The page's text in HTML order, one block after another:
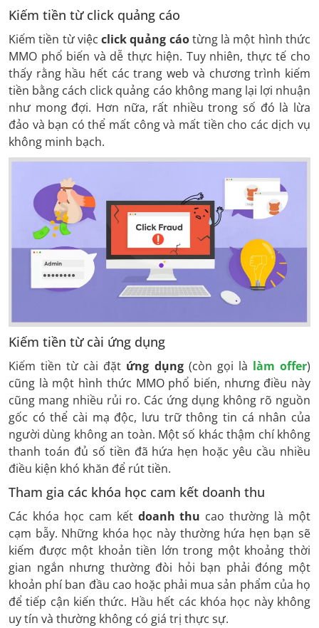
Kiếm tiền từ click quảng cáo
Kiếm tiền từ việcclick quảng cáotừng là một hình thức
MMO phổ biến và dễ thực hiện. Tuy nhiên, thực tế cho
thấy rằng hầu hết các trang web và chương trình kiếm
tiền bằng cách click quảng cáo không mang lại lợi nhuận
như mong đợi. Hơn nữa, rất nhiều trong số đó là lừa
đảo và bạn có thể mất công và mất tiền cho các dịch vụ
không minh bạch.
Kiếm tiền từ cài ứng dụng
Kiếm tiền từ cài đặt ứng dụng(còn gọi là làm offer)
cũng là một hình thức MMO phổ biến, nhưng điều này
cũng mang nhiều rủi ro. Các ứng dụng không rõ nguồn
gốc có thể cài mạ độc, lưu trữ thông tin cá nhân của
người dùng không an toàn. Một số khác thậm chí không
thanh toán đủ số tiền đã hứa hẹn hoặc yêu cầu nhiều
điều kiện khó khăn để rút tiền.
Tham gia các khóa học cam kết doanh thu
Các khóa học cam kết doanh thu cao thường là một
cạm bẫy. Những khóa học này thường hứa hẹn bạn sẽ
kiếm được một khoản tiền lớn trong một khoảng thời
gian ngắn nhưng thường đòi hỏi bạn phải đóng một
khoản phí ban đầu cao hoặc phải mua sản phẩm của họ
để tiếp cận kiến thức. Hầu hết các khóa học này không
uy tín và thường không có giá trị thực sự.